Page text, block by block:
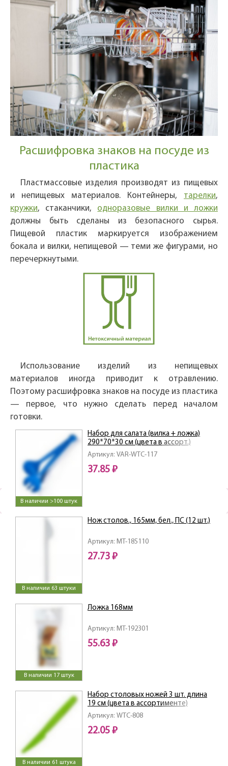
Расшифровка знаков на посуде из
пластика
Пластмассовые изделия производят из пищевых
и непищевых материалов. Контейнеры, тарелки,
кружки, стаканчики, одноразовые вилки и ложки
должны быть сделаны из безопасного сырья.
Пищевой пластик маркируется изображением
бокала и вилки, непищевой — теми же фигурами, но
перечеркнутыми.
Использование изделий из непищевых
материалов иногда приводит к отравлению.
Поэтому расшифровка знаков на посуде из пластика
— первое, что нужно сделать перед началом
готовки.
В наличии >100 штук
Артикул: VAR-WTC-117
Набор для салата (вилка + ложка)
290*70*30 см (цвета в ассорт.)
37.85 ₽
В наличии 63 штуки
Артикул: MT-185110
Нож столов., 165мм, бел., ПС (12 шт.)
27.73 ₽
В наличии 17 штук
Артикул: MT-192301
Ложка 168мм
55.63 ₽
В наличии 61 штука
Артикул: WTC-808
Набор столовых ножей 3 шт. длина
19 см (цвета в ассортименте)
22.05 ₽